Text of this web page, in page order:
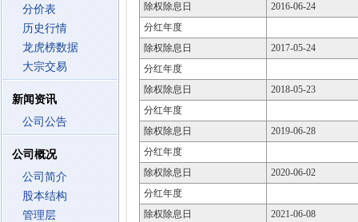
分价表
历史行情
龙虎榜数据
大宗交易
新闻资讯
公司公告
公司概况
公司简介
股本结构
管理层
除权除息日
2016-06-24
分红年度
除权除息日
2017-05-24
分红年度
除权除息日
2018-05-23
分红年度
除权除息日
2019-06-28
分红年度
除权除息日
2020-06-02
分红年度
除权除息日
2021-06-08